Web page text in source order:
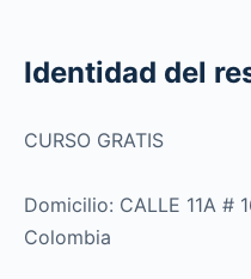
Identidad del
CURSO GRATIS
Domicilio: CALLE 11A #
Colombia